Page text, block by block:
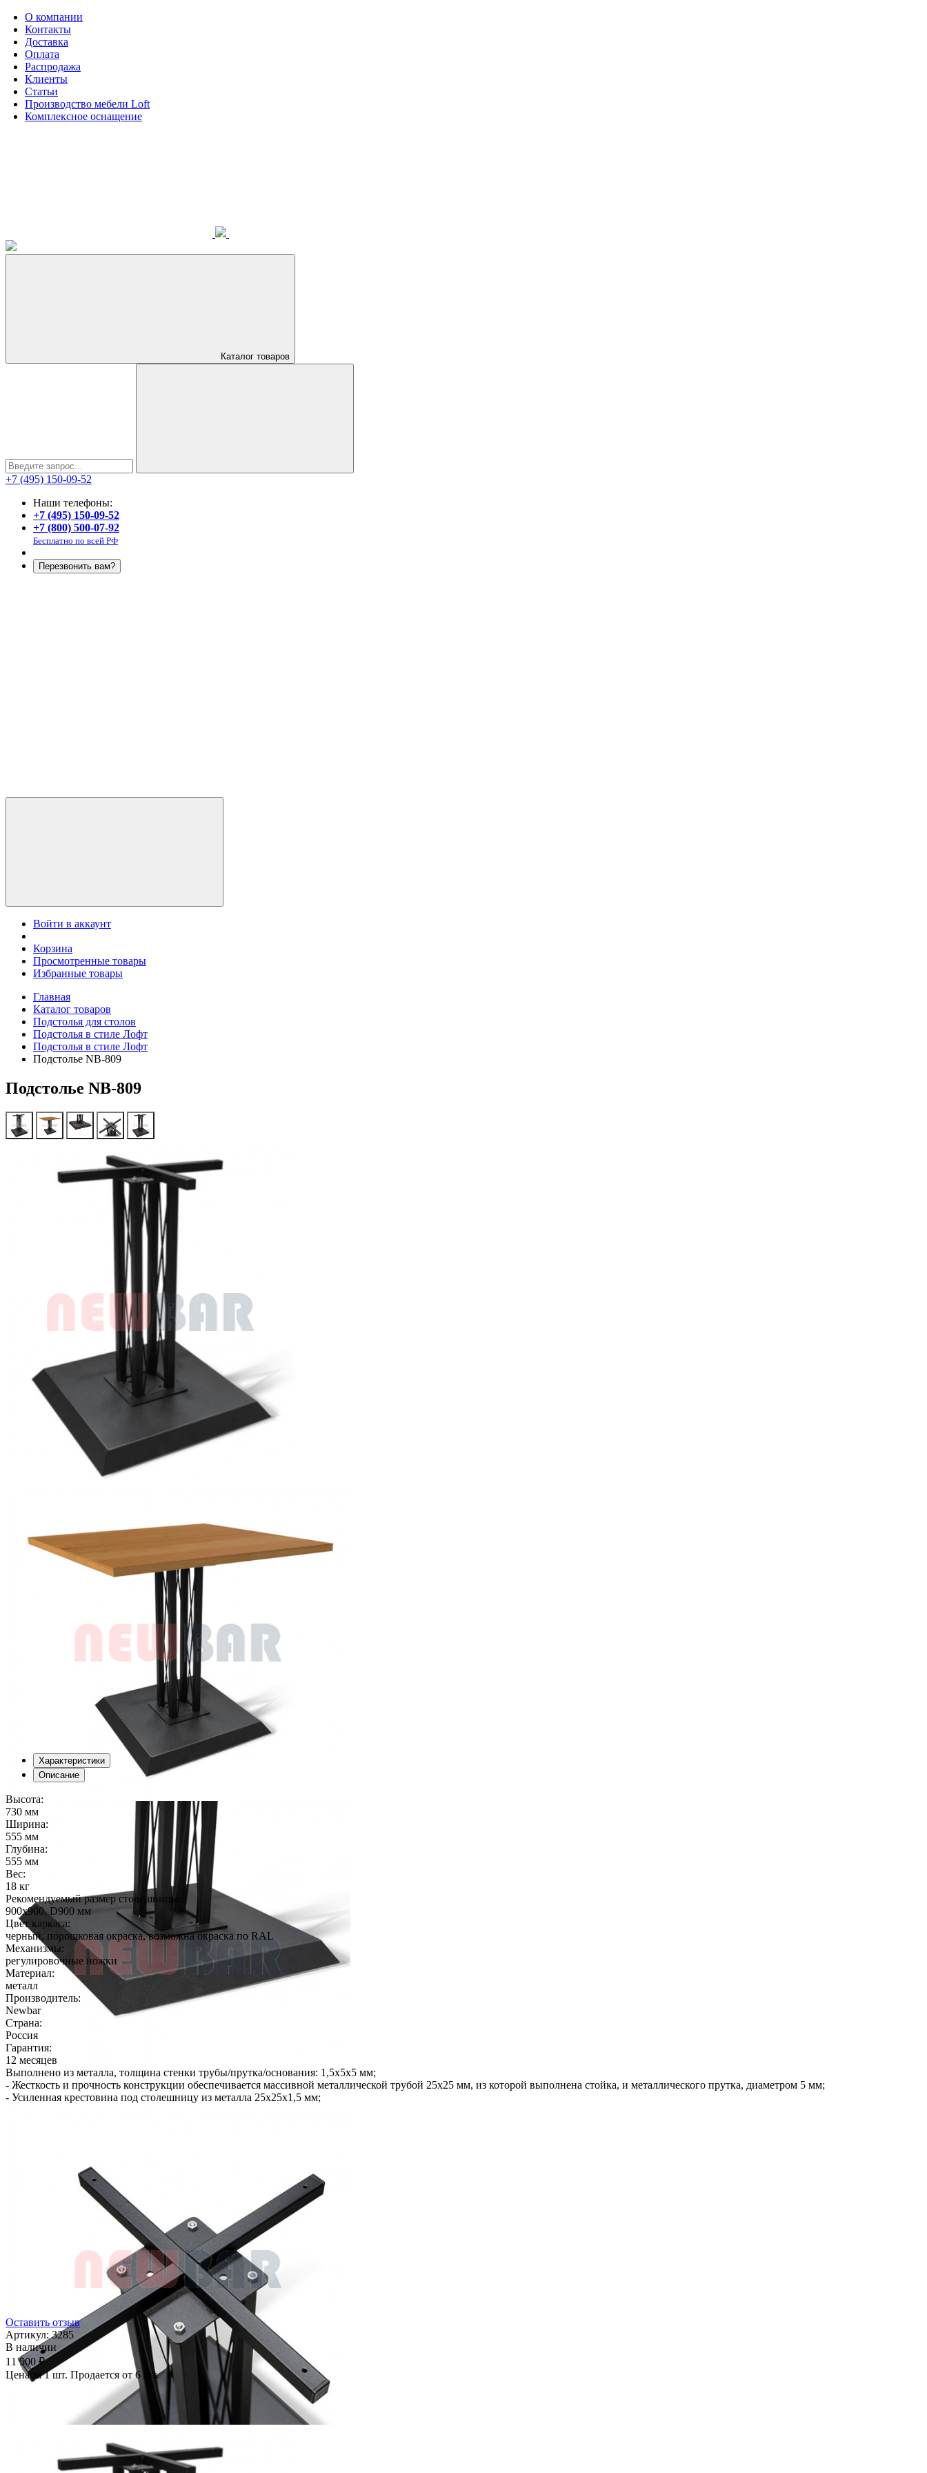
О компании
Контакты
Доставка
Оплата
Распродажа
Клиенты
Статьи
Производство мебели Loft
Комплексное оснащение
Каталог товаров
+7 (495) 150-09-52
Наши телефоны:
+7 (495) 150-09-52
+7 (800) 500-07-92
Бесплатно по всей РФ
Перезвонить вам?
Войти в аккаунт
Корзина
Просмотренные товары
Избранные товары
Главная
Каталог товаров
Подстолья для столов
Подстолья в стиле Лофт
Подстолья в стиле Лофт
Подстолье NB-809
Подстолье NB-809
Характеристики
Описание
Высота:
730 мм
Ширина:
555 мм
Глубина:
555 мм
Вес:
18 кг
Рекомендуемый размер столешницы:
900х900, D900 мм
Цвет каркаса:
черный, порошковая окраска, возможна окраска по RAL
Механизмы:
регулировочные ножки
Материал:
металл
Производитель:
Newbar
Страна:
Россия
Гарантия:
12 месяцев
Выполнено из металла, толщина стенки трубы/прутка/основания: 1,5х5х5 мм;
- Жесткость и прочность конструкции обеспечивается массивной металлической трубой 25х25 мм, из которой выполнена стойка, и металлического прутка, диаметром 5 мм;
- Усиленная крестовина под столешницу из металла 25х25х1,5 мм;
Оставить отзыв
Артикул:3285
В наличии
11 500 ₽
Цена за 1 шт. Продается от 6 шт.